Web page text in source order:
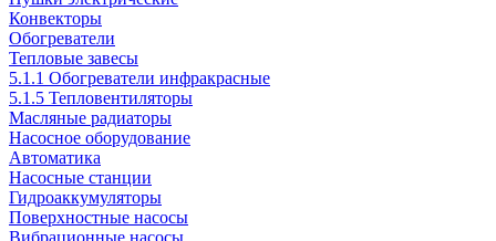
Конвекторы
Обогреватели
Тепловые завесы
5.1.1 Обогреватели инфракрасные
5.1.5 Тепловентиляторы
Масляные радиаторы
Насосное оборудование
Автоматика
Насосные станции
Гидроаккумуляторы
Поверхностные насосы
Вибрационные насосы